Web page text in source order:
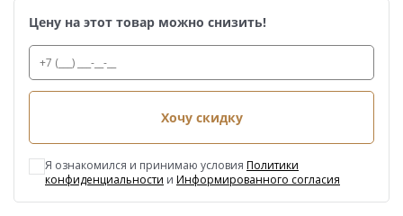
Цену на этот товар можно снизить!
Хочу скидку
Я ознакомился и принимаю условия Политики
конфиденциальности и Информированного согласия